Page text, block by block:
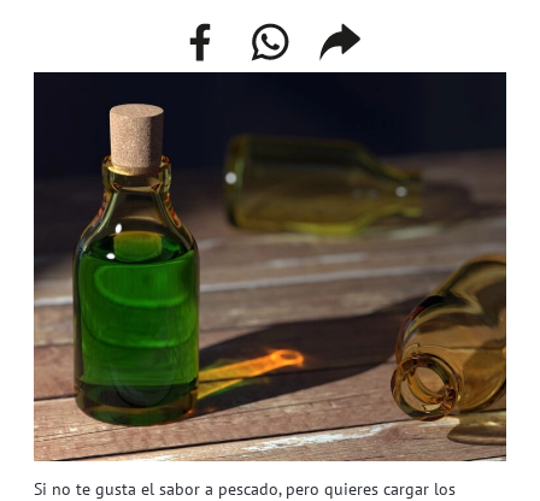
Si no te gusta el sabor a pescado, pero quieres cargar los
facebookwhatsappcompartir
enlace